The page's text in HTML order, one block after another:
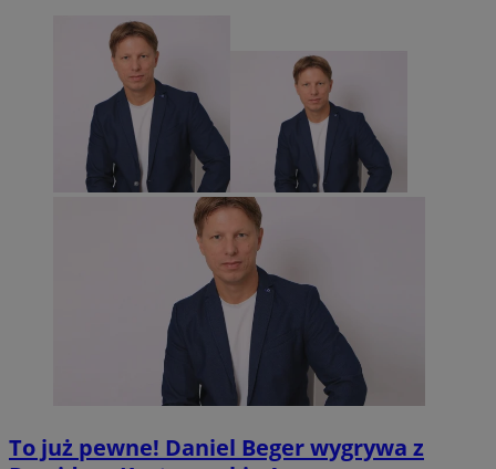
To już pewne! Daniel Beger wygrywa z